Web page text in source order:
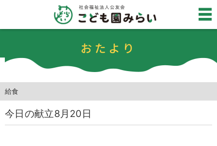
おたより
給食
今日の献立8月20日